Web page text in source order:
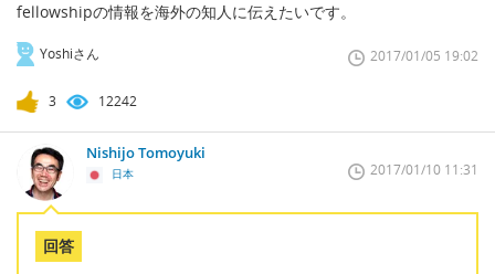
fellowshipの情報を海外の知人に伝えたいです。
Yoshiさん 2017/01/05 19:02
3 12242
Nishijo Tomoyuki
日本 2017/01/10 11:31
回答